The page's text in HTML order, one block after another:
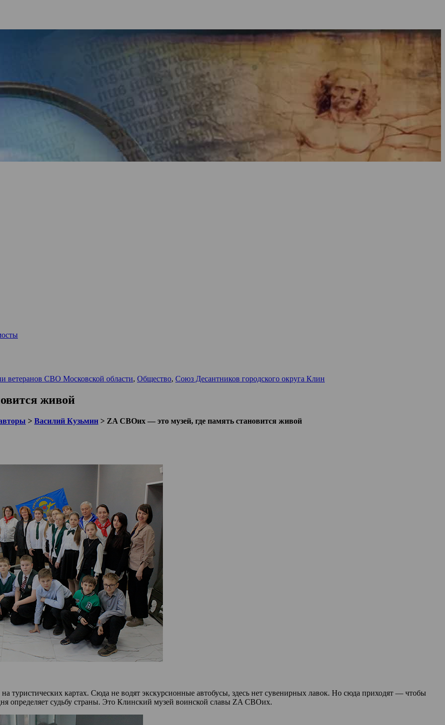
ветеранов СВО Московской области, Общество, Союз Десантников городского округа Клин
живой
> Василий Кузьмин > ZA СВОих — это музей, где память становится живой
туристических картах. Сюда не водят экскурсионные автобусы, здесь нет сувенирных лавок. Но сюда приходят — чтобы
определяет судьбу страны. Это Клинский музей воинской славы ZA СВОих.